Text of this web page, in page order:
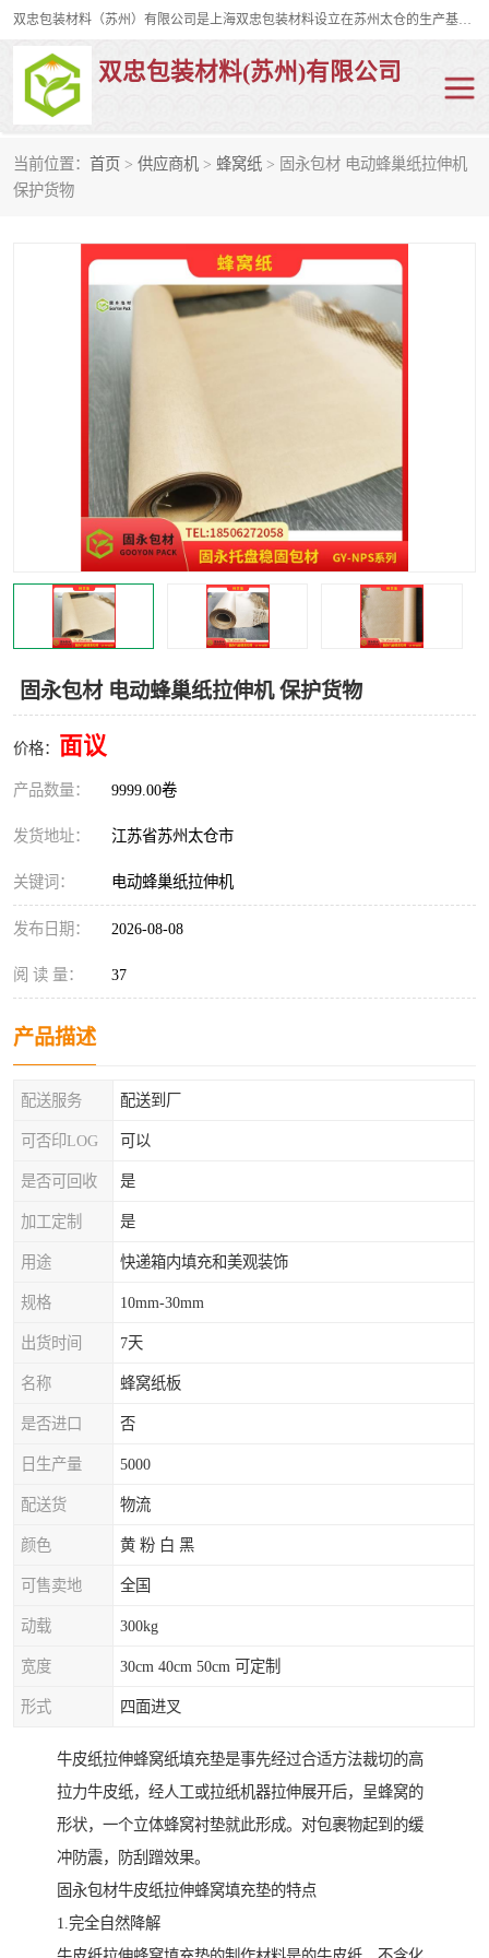
双忠包装材料（苏州）有限公司是上海双忠包装材料设立在苏州太仓的生产基地，占地约2万平米，产品主要有打孔缠绕膜，拉伸蜂窝纸，集装箱充气袋，滑托板，打包带，裹包网兜，防滑纸等箱体和托盘的运输和保护性包材。固永包材®，GooYon Pack®，是我们保护性包装材料的专属品牌。
双忠包装材料(苏州)有限公司
当前位置： 首页 > 供应商机 > 蜂窝纸 > 固永包材 电动蜂巢纸拉伸机
保护货物
固永包材 电动蜂巢纸拉伸机 保护货物
价格： 面议
产品数量： 9999.00卷
发货地址： 江苏省苏州太仓市
关键词： 电动蜂巢纸拉伸机
发布日期： 2026-08-08
阅 读 量： 37
产品描述
配送服务 配送到厂
可否印LOG 可以
是否可回收 是
加工定制 是
用途 快递箱内填充和美观装饰
规格 10mm-30mm
出货时间 7天
名称 蜂窝纸板
是否进口 否
日生产量 5000
配送货 物流
颜色 黄 粉 白 黑
可售卖地 全国
动载 300kg
宽度 30cm 40cm 50cm 可定制
形式 四面进叉
牛皮纸拉伸蜂窝纸填充垫是事先经过合适方法裁切的高
拉力牛皮纸，经人工或拉纸机器拉伸展开后，呈蜂窝的
形状，一个立体蜂窝衬垫就此形成。对包裹物起到的缓
冲防震，防刮蹭效果。
固永包材牛皮纸拉伸蜂窝填充垫的特点
1.完全自然降解
打孔缠绕膜
裹包网兜 纤维打包带
充气袋